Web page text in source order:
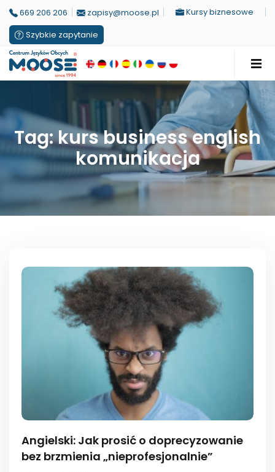
669 206 206 zapisy@moose.pl
Kursy biznesowe
Szybkie zapytanie
Tag: kurs business english
komunikacja
Angielski: Jak prosić o doprecyzowanie
bez brzmienia „nieprofesjonalnie”